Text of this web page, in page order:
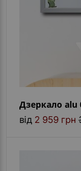
Дзеркало alu
від 2 959 грн